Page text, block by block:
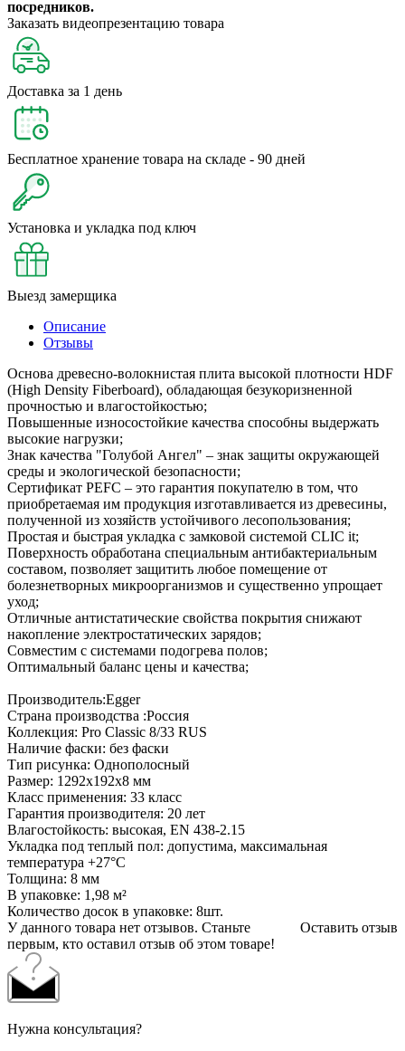
посредников.
Заказать видеопрезентацию товара
Доставка за 1 день
Бесплатное хранение товара на складе - 90 дней
Установка и укладка под ключ
Выезд замерщика
Описание
Отзывы
Основа древесно-волокнистая плита высокой плотности HDF
(High Density Fiberboard), обладающая безукоризненной
прочностью и влагостойкостью;
Повышенные износостойкие качества способны выдержать
высокие нагрузки;
Знак качества "Голубой Ангел" – знак защиты окружающей
среды и экологической безопасности;
Сертификат PEFC – это гарантия покупателю в том, что
приобретаемая им продукция изготавливается из древесины,
полученной из хозяйств устойчивого лесопользования;
Простая и быстрая укладка с замковой системой CLIC it;
Поверхность обработана специальным антибактериальным
составом, позволяет защитить любое помещение от
болезнетворных микроорганизмов и существенно упрощает
уход;
Отличные антистатические свойства покрытия снижают
накопление электростатических зарядов;
Совместим с системами подогрева полов;
Оптимальный баланс цены и качества;
Производитель:Egger
Страна производства :Россия
Коллекция: Pro Classic 8/33 RUS
Наличие фаски: без фаски
Тип рисунка: Однополосный
Размер: 1292х192х8 мм
Класс применения: 33 класс
Гарантия производителя: 20 лет
Влагостойкость: высокая, EN 438-2.15
Укладка под теплый пол: допустима, максимальная
температура +27°C
Толщина: 8 мм
В упаковке: 1,98 м²
Количество досок в упаковке: 8шт.
Оставить отзыв
У данного товара нет отзывов. Станьте
первым, кто оставил отзыв об этом товаре!
Нужна консультация?